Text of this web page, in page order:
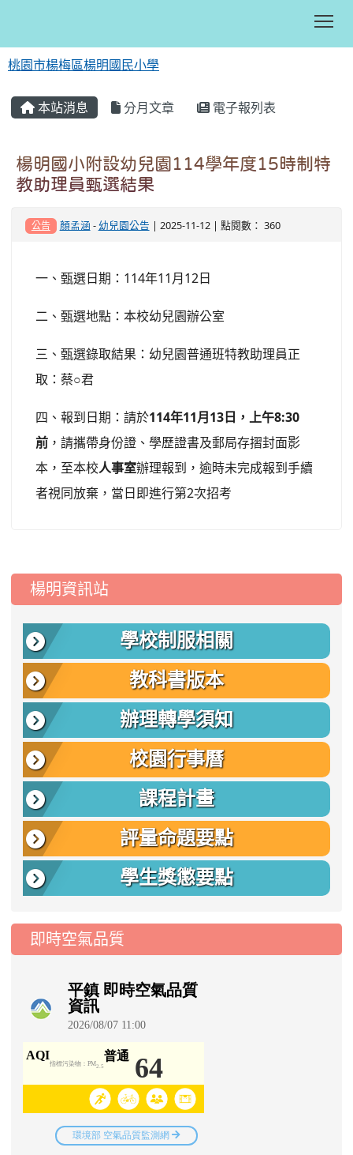
桃園市楊梅區楊明國民小學
本站消息 分月文章 電子報列表
楊明國小附設幼兒園114學年度15時制特
教助理員甄選結果
公告 顏孟涵 -幼兒園公告 | 2025-11-12 | 點閱數： 360
一、甄選日期： 114年11 月 12 日
二、甄選地點：本校幼兒園辦公室
三、甄選錄取結果：幼兒園普通班特教助理員正
取：蔡○君
四、報到日期：請於114年11 月 13 日，上午8:30
前 ，請攜帶身份證、學歷證書及郵局存摺封面影
本，至本校人事室辦理報到，逾時未完成報到手續
者視同放棄，當日即進行第2次招考
::: 楊明資訊站
學校制服相關
教科書版本
辦理轉學須知
校園行事曆
課程計畫
評量命題要點
學生獎懲要點
即時空氣品質